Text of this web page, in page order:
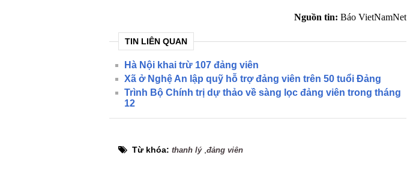
Nguồn tin: Báo VietNamNet
TIN LIÊN QUAN
Hà Nội khai trừ 107 đảng viên
Xã ở Nghệ An lập quỹ hỗ trợ đảng viên trên 50 tuổi Đảng
Trình Bộ Chính trị dự thảo về sàng lọc đảng viên trong tháng
12
Từ khóa: thanh lý, đảng viên